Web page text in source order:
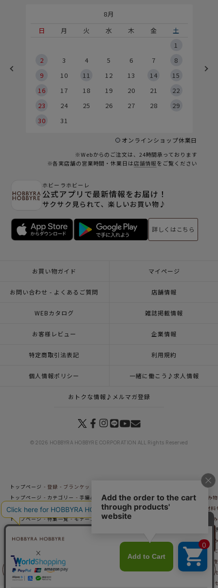
前に戻る
フェア
8月
日
月 火 水 木 金
土
1
2
3 4 5 6 7
8
9
10 11 12 13 14
15
16
17 18 19 20 21
22
23
24 25 26 27 28
29
30
31
オンラインショップ休業日
※Webからのご注文は、24時間承っております
※各実店舗の営業時間・休業日は店舗情報をご覧ください
ホビーラホビーレ
公式アプリで最新情報をお届け！
サクサク見られて、楽しいお買い物♪
詳しくはこちら
お買い物ガイド マイページ
お問い合わせ - よくあるご質問 店舗情報
WEBカタログ 雑誌掲載情報
お客様レビュー 企業情報
特定商取引法表記 利用規約
個人情報ポリシー 一緒に働こう♪求人情報
おトクな情報♪メルマガ登録
© 2026 HOBBYRA HOBBYRE CORPORATION ALL Rights Reserved
トップページ 登録
ブランケット＜星月夜＞（編み物 材料セット）
トップページ
カテゴリー 手編みで楽しむアート
ブランケット＜星月夜＞（編み
トップページ
特集一覧 ゴッホ 情熱の軌跡 ブランケット＜星月夜＞（編み物 材料
トップページ
特集一覧 モチーフつなぎの春がきた
ブランケット＜星月夜＞（編
手仕事でめぐる、アートの世
トップページ
ニット コットンシェリー ブランケット＜星月夜＞（編
トップページ
ブランケット
トップページ
一覧はこちら(ブランケット・カバー・クロス)
ブランケット＜星月
トップページ
ニット
ブランケット＜星月夜＞（編み物 材料
トップページ
ブランケット＜星月夜＞（編み物 材料